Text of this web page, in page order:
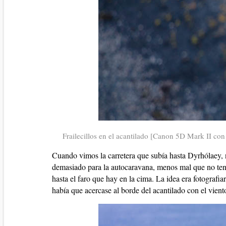
Frailecillos en el acantilado [Canon 5D Mark II
Cuando vimos la carretera que subía hasta
demasiado para la autocaravana, menos mal que no
hasta el faro que hay en la cima. La idea era
había que acercase al borde del acantilado con el